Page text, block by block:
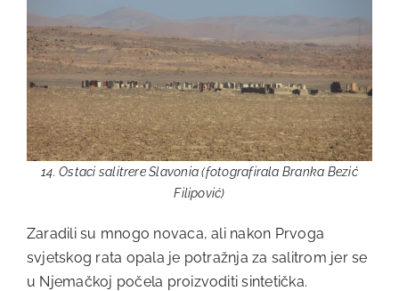
14. Ostaci salitrere Slavonia (fotografirala Branka Bezić
Filipović)
Zaradili su mnogo novaca, ali nakon Prvoga
svjetskog rata opala je potražnja za salitrom jer se
u Njemačkoj počela proizvoditi sintetička.